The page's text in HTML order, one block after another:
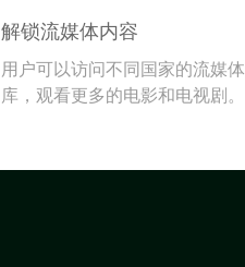
解锁流媒体内容
用户可以访问不同国家的流媒体
库，观看更多的电影和电视剧。